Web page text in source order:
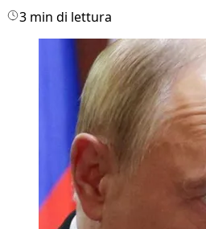
3 min di lettura